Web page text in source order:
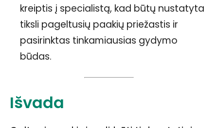
kreiptis į specialistą, kad būtų nustatyta
tiksli pageltusių paakių priežastis ir
pasirinktas tinkamiausias gydymo
būdas.
Išvada